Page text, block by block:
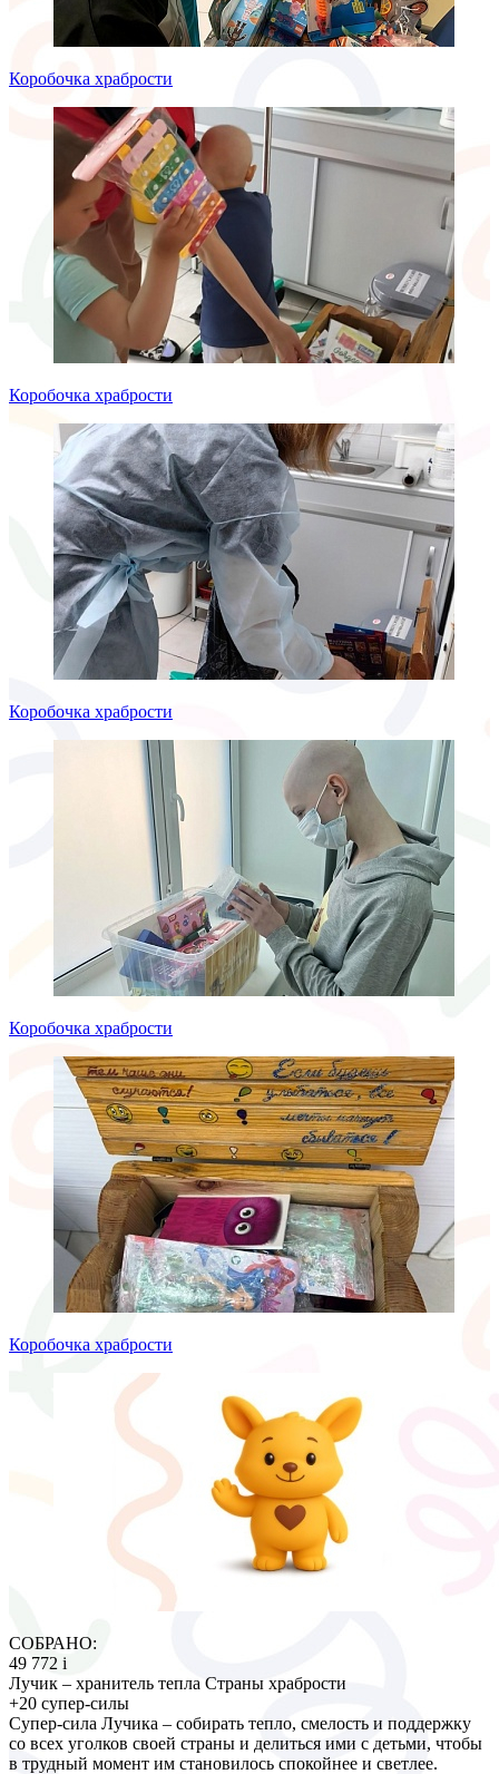
Коробочка храбрости
Коробочка храбрости
Коробочка храбрости
Коробочка храбрости
Коробочка храбрости
СОБРАНО:
49 772 i
Лучик – хранитель тепла Страны храбрости
+20 супер-силы
Супер-сила Лучика – собирать тепло, смелость и поддержку
со всех уголков своей страны и делиться ими с детьми, чтобы
в трудный момент им становилось спокойнее и светлее.